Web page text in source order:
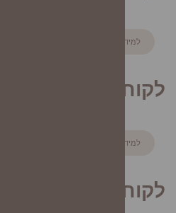
למידע נוסף
לקוח/ה 3
למידע נוסף
לקוח/ה 4